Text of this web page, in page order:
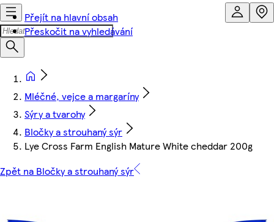
Přejít na hlavní obsah
Přeskočit na vyhledávání
Mléčné, vejce a margaríny
Sýry a tvarohy
Bločky a strouhaný sýr
Lye Cross Farm English Mature White cheddar 200g
Zpět na Bločky a strouhaný sýr